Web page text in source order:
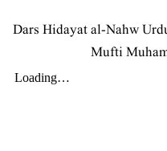
Dars Hidayat al-Nahw
Mufti